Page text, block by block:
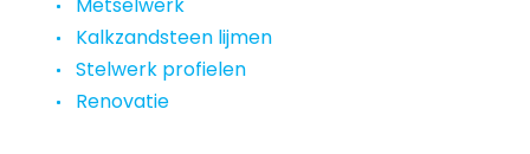
Metselwerk
Kalkzandsteen lijmen
Stelwerk profielen
Renovatie